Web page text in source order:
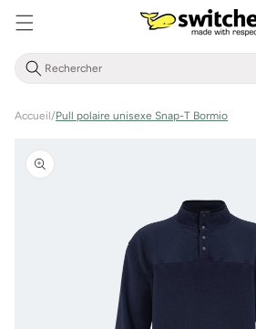
directement
Accueil/Pull polaire unisexe Snap-T Bormio
l'information
sur le